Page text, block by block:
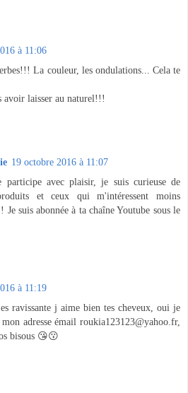
à 11:06
La couleur, les ondulations... Cela te
avoir laisser au naturel!!!
19 octobre 2016 à 11:07
participe avec plaisir, je suis curieuse de
et ceux qui m'intéressent moins
suis abonnée à ta chaîne Youtube sous le
à 11:19
ravissante j aime bien tes cheveux, oui je
adresse émail roukia123123@yahoo.fr,
bisous 😘😗